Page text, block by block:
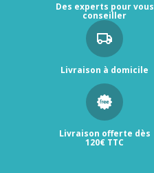
Des experts pour vous
conseiller
Livraison à domicile
Livraison offerte dès
120€ TTC